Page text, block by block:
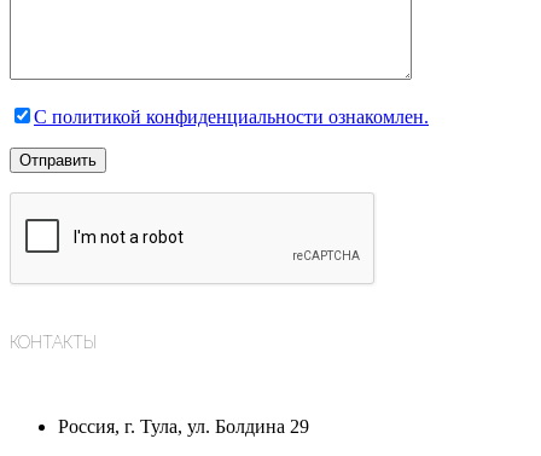
С политикой конфиденциальности ознакомлен.
КОНТАКТЫ
Россия, г. Тула, ул. Болдина 29